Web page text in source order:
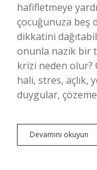
hafifletmeye
çocuğunuza beş
dikkatini
onunla nazik bir
krizi neden olur?
hali, stres, açlık,
duygular,
Devamını okuyun